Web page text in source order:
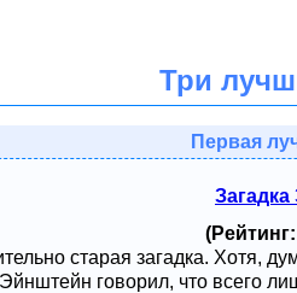
Три
Первая
старая загадка. Хотя,
говорил, что всего